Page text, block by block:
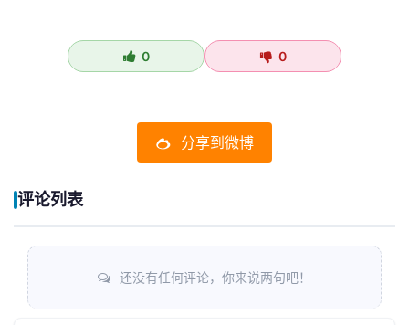
0 0
分享到微博
评论列表
还没有任何评论，你来说两句吧！